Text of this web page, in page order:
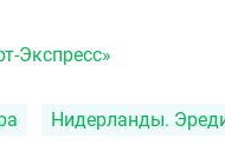
Экспресс»
Нидерланды.